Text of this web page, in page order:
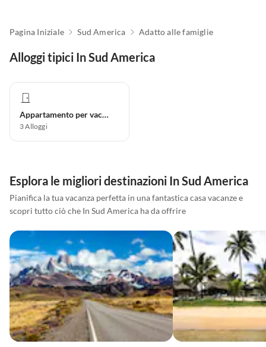
Pagina Iniziale Sud America Adatto alle famiglie
Alloggi tipici In Sud America
Appartamento per vacanze
3Alloggi
Esplora le migliori destinazioni In Sud America
Pianifica la tua vacanza perfetta in una fantastica casa vacanze e
scopri tutto ciò che In Sud America ha da offrire